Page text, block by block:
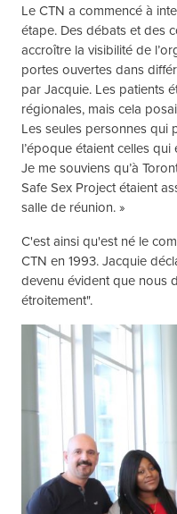
Le CTN a commencé à
étape. Des débats et des
accroître la visibilité de
portes ouvertes dans
par Jacquie. Les patients
régionales, mais cela
Les seules personnes qui
l’époque étaient celles
Je me souviens qu’à
Safe Sex Project étaient
salle de réunion. »
C'est ainsi qu'est né le
CTN en 1993. Jacquie
devenu évident que nous
étroitement".